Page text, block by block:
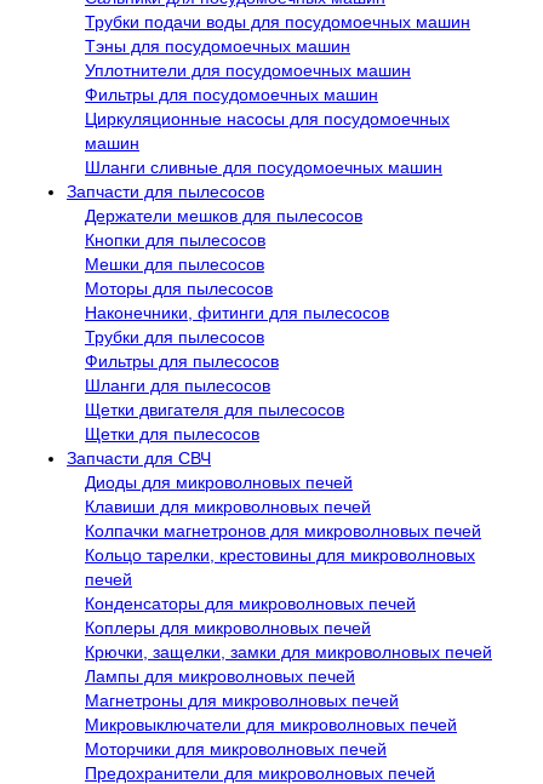
Трубки подачи воды для посудомоечных машин
Тэны для посудомоечных машин
Уплотнители для посудомоечных машин
Фильтры для посудомоечных машин
Циркуляционные насосы для посудомоечных
машин
Шланги сливные для посудомоечных машин
Запчасти для пылесосов
Держатели мешков для пылесосов
Кнопки для пылесосов
Мешки для пылесосов
Моторы для пылесосов
Наконечники, фитинги для пылесосов
Трубки для пылесосов
Фильтры для пылесосов
Шланги для пылесосов
Щетки двигателя для пылесосов
Щетки для пылесосов
Запчасти для СВЧ
Диоды для микроволновых печей
Клавиши для микроволновых печей
Колпачки магнетронов для микроволновых печей
Кольцо тарелки, крестовины для микроволновых
печей
Конденсаторы для микроволновых печей
Коплеры для микроволновых печей
Крючки, защелки, замки для микроволновых печей
Лампы для микроволновых печей
Магнетроны для микроволновых печей
Микровыключатели для микроволновых печей
Моторчики для микроволновых печей
Предохранители для микроволновых печей